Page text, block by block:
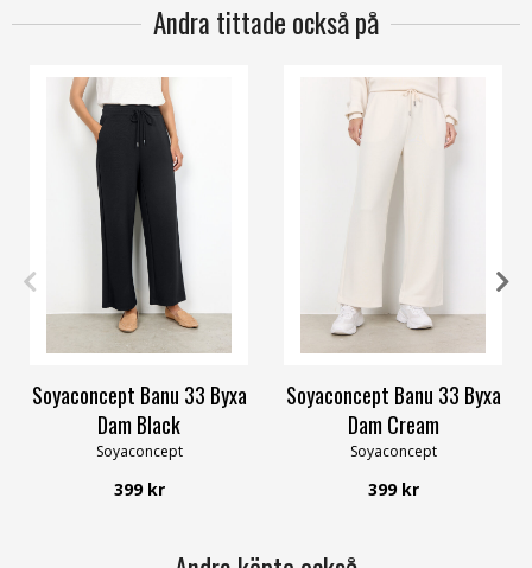
Andra tittade också på
XXL
Soyaconcept Banu 33 Byxa
Dam Black
Soyaconcept
399 kr
L
Soyaconcept Banu 33 Byxa
Dam Cream
Soyaconcept
399 kr